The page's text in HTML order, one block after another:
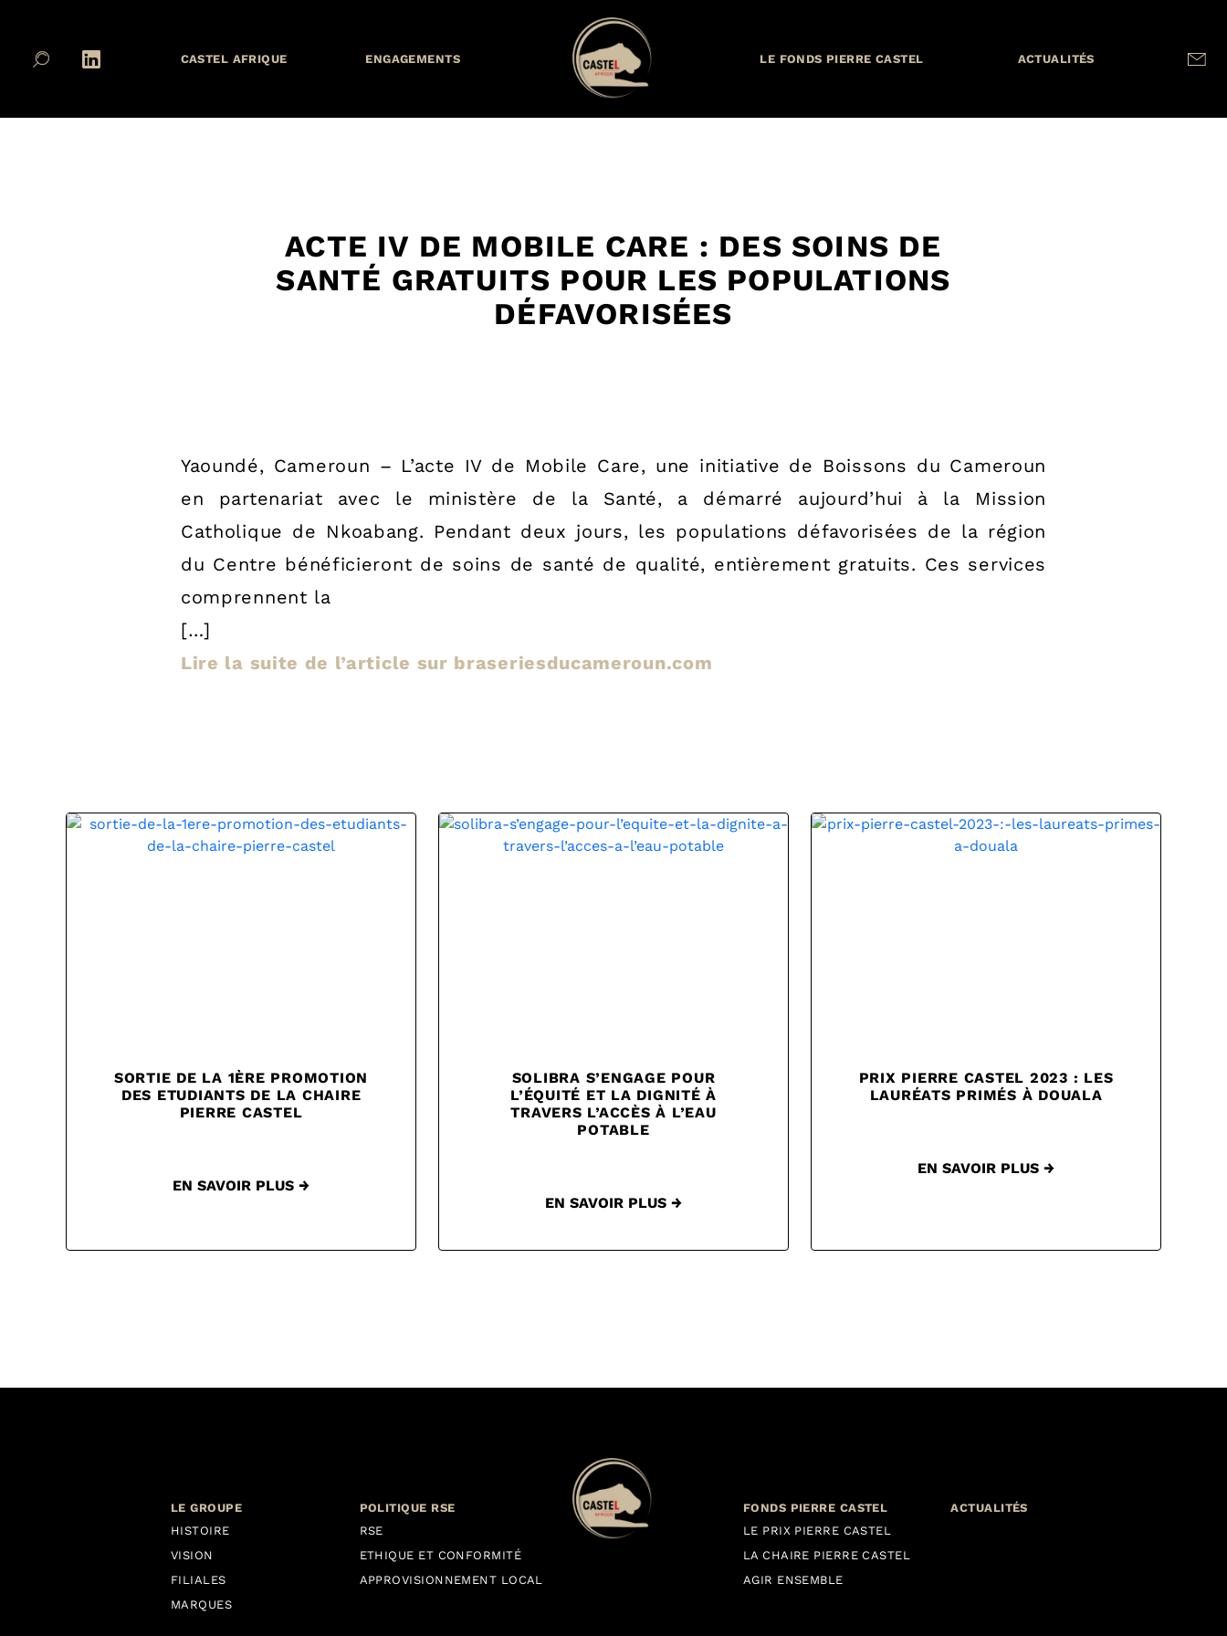
CASTEL AFRIQUE ENGAGEMENTS LE FONDS PIERRE CASTEL ACTUALITÉS
ACTE IV DE MOBILE CARE : DES SOINS DE
SANTÉ GRATUITS POUR LES POPULATIONS
DÉFAVORISÉES
Yaoundé, Cameroun – L’acte IV de Mobile Care, une initiative de Boissons du Cameroun
en partenariat avec le ministère de la Santé, a démarré aujourd’hui à la Mission
Catholique de Nkoabang. Pendant deux jours, les populations défavorisées de la région
du Centre bénéficieront de soins de santé de qualité, entièrement gratuits. Ces services
comprennent la
[…]
Lire la suite de l’article sur braseriesducameroun.com
SORTIE DE LA 1ÈRE PROMOTION
DES ETUDIANTS DE LA CHAIRE
PIERRE CASTEL
EN SAVOIR PLUS →
SOLIBRA S’ENGAGE POUR
L’ÉQUITÉ ET LA DIGNITÉ À
TRAVERS L’ACCÈS À L’EAU
POTABLE
EN SAVOIR PLUS →
PRIX PIERRE CASTEL 2023 : LES
LAURÉATS PRIMÉS À DOUALA
EN SAVOIR PLUS →
LE GROUPE
HISTOIRE
VISION
FILIALES
MARQUES
POLITIQUE RSE
RSE
ETHIQUE ET CONFORMITÉ
APPROVISIONNEMENT LOCAL
FONDS PIERRE CASTEL
LE PRIX PIERRE CASTEL
LA CHAIRE PIERRE CASTEL
AGIR ENSEMBLE
ACTUALITÉS